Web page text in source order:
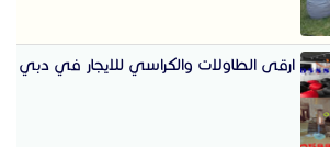
ارقى الطاولات والكراسي للايجار في دبي